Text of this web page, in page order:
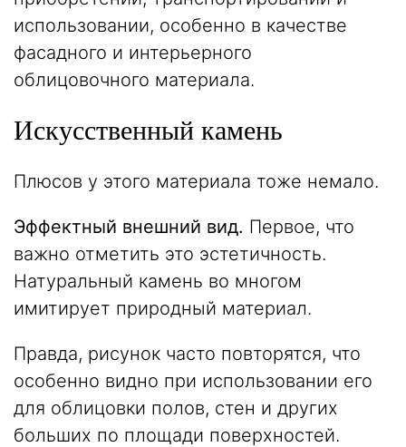
использовании, особенно в качестве
фасадного и интерьерного
облицовочного материала.
Искусственный камень
Плюсов у этого материала тоже немало.
Эффектный внешний вид. Первое, что
важно отметить это эстетичность.
Натуральный камень во многом
имитирует природный материал.
Правда, рисунок часто повторятся, что
особенно видно при использовании его
для облицовки полов, стен и других
больших по площади поверхностей.